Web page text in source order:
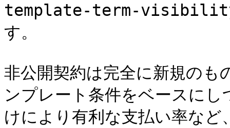
template-term-
す。
非公開契約は完全に新規の
ンプレート条件をベースに
けにより有利な支払い率な